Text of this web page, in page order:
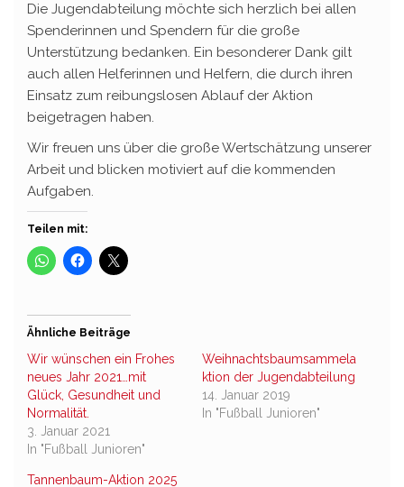
Die Jugendabteilung möchte sich herzlich bei allen
Spenderinnen und Spendern für die große
Unterstützung bedanken. Ein besonderer Dank gilt
auch allen Helferinnen und Helfern, die durch ihren
Einsatz zum reibungslosen Ablauf der Aktion
beigetragen haben.
Wir freuen uns über die große Wertschätzung unserer
Arbeit und blicken motiviert auf die kommenden
Aufgaben.
Teilen mit:
Ähnliche Beiträge
Wir wünschen ein Frohes
neues Jahr 2021…mit
Glück, Gesundheit und
Normalität.
3. Januar 2021
In "Fußball Junioren"
Weihnachtsbaumsammela
ktion der Jugendabteilung
14. Januar 2019
In "Fußball Junioren"
Tannenbaum-Aktion 2025